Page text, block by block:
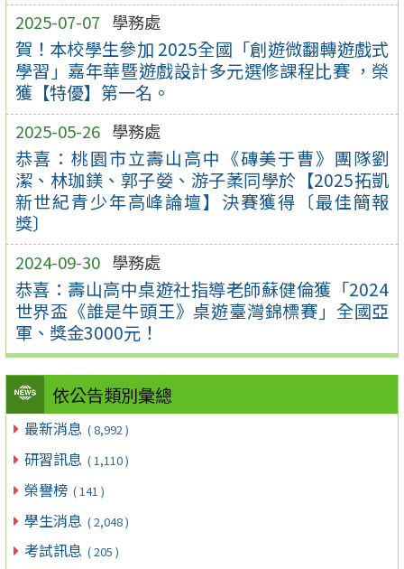
2025-07-07 學務處
賀！本校學生參加 2025全國「創遊微翻轉遊戲式
學習」嘉年華暨遊戲設計多元選修課程比賽 ，榮
獲【特優】第一名。
2025-05-26 學務處
恭喜：桃園市立壽山高中《磚美于曹》團隊劉
潔、林珈鎂、郭子嫈、游子葇同學於【2025拓凱
新世紀青少年高峰論壇】決賽獲得〔最佳簡報
獎〕
2024-09-30 學務處
恭喜：壽山高中桌遊社指導老師蘇健倫獲「2024
世界盃《誰是牛頭王》桌遊臺灣錦標賽」全國亞
軍、獎金3000元！
依公告類別彙總
最新消息 ( 8,992 )
研習訊息 ( 1,110 )
榮譽榜 ( 141 )
學生消息 ( 2,048 )
考試訊息 ( 205 )